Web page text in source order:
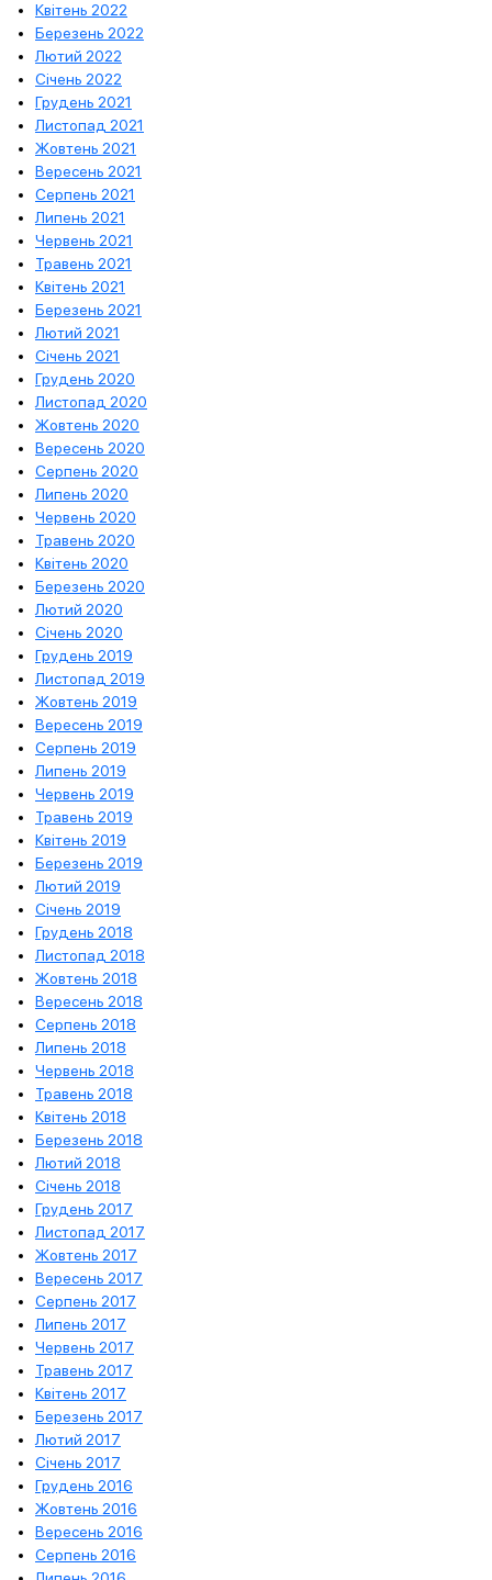
Квітень 2022
Березень 2022
Лютий 2022
Січень 2022
Грудень 2021
Листопад 2021
Жовтень 2021
Вересень 2021
Серпень 2021
Липень 2021
Червень 2021
Травень 2021
Квітень 2021
Березень 2021
Лютий 2021
Січень 2021
Грудень 2020
Листопад 2020
Жовтень 2020
Вересень 2020
Серпень 2020
Липень 2020
Червень 2020
Травень 2020
Квітень 2020
Березень 2020
Лютий 2020
Січень 2020
Грудень 2019
Листопад 2019
Жовтень 2019
Вересень 2019
Серпень 2019
Липень 2019
Червень 2019
Травень 2019
Квітень 2019
Березень 2019
Лютий 2019
Січень 2019
Грудень 2018
Листопад 2018
Жовтень 2018
Вересень 2018
Серпень 2018
Липень 2018
Червень 2018
Травень 2018
Квітень 2018
Березень 2018
Лютий 2018
Січень 2018
Грудень 2017
Листопад 2017
Жовтень 2017
Вересень 2017
Серпень 2017
Липень 2017
Червень 2017
Травень 2017
Квітень 2017
Березень 2017
Лютий 2017
Січень 2017
Грудень 2016
Жовтень 2016
Вересень 2016
Серпень 2016